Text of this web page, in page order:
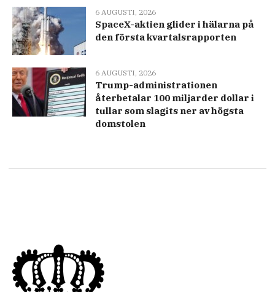
6 AUGUSTI, 2026
SpaceX-aktien glider i hälarna på
den första kvartalsrapporten
6 AUGUSTI, 2026
Trump-administrationen
återbetalar 100 miljarder dollar i
tullar som slagits ner av högsta
domstolen